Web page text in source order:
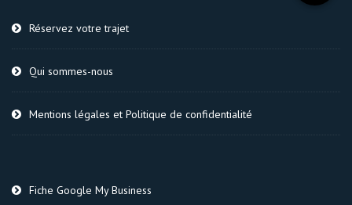
Réservez votre trajet
Qui sommes-nous
Mentions légales et Politique de confidentialité
Fiche Google My Business